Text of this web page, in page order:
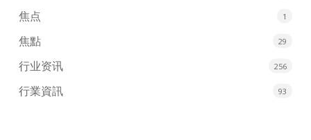
焦点 1
焦點 29
行业资讯 256
行業資訊 93